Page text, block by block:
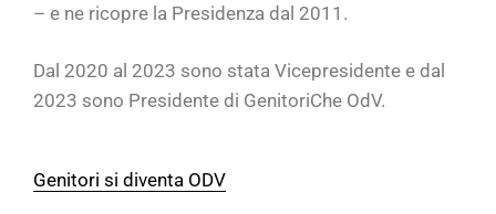
– e ne ricopre la Presidenza dal 2011.
Dal 2020 al 2023 sono stata Vicepresidente e dal
2023 sono Presidente di GenitoriChe OdV.
Genitori si diventa ODV